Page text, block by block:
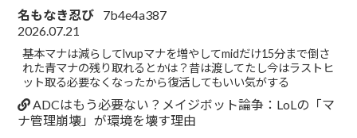
名もなき忍び
7b4e4a387
2026.07.21
基本マナは減らしてlvupマナを増やしてmidだけ15分まで倒さ
れた青マナの残り取れるとかは？昔は渡してたし今はラストヒ
ット取る必要なくなったから復活してもいい気がする
ADCはもう必要ない？メイジボット論争：LoLの「マ
ナ管理崩壊」が環境を壊す理由